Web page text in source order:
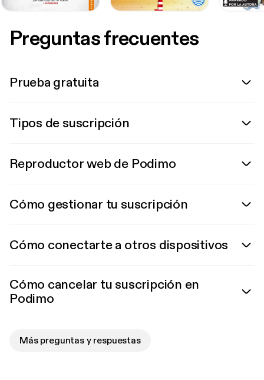
Preguntas frecuentes
Prueba gratuita
Tipos de suscripción
Reproductor web de Podimo
Cómo gestionar tu suscripción
Cómo conectarte a otros dispositivos
Cómo cancelar tu suscripción en
Podimo
Más preguntas y respuestas